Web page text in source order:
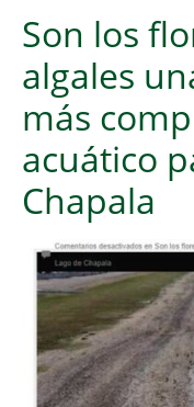
Son los
algales
más
acuático
Chapala